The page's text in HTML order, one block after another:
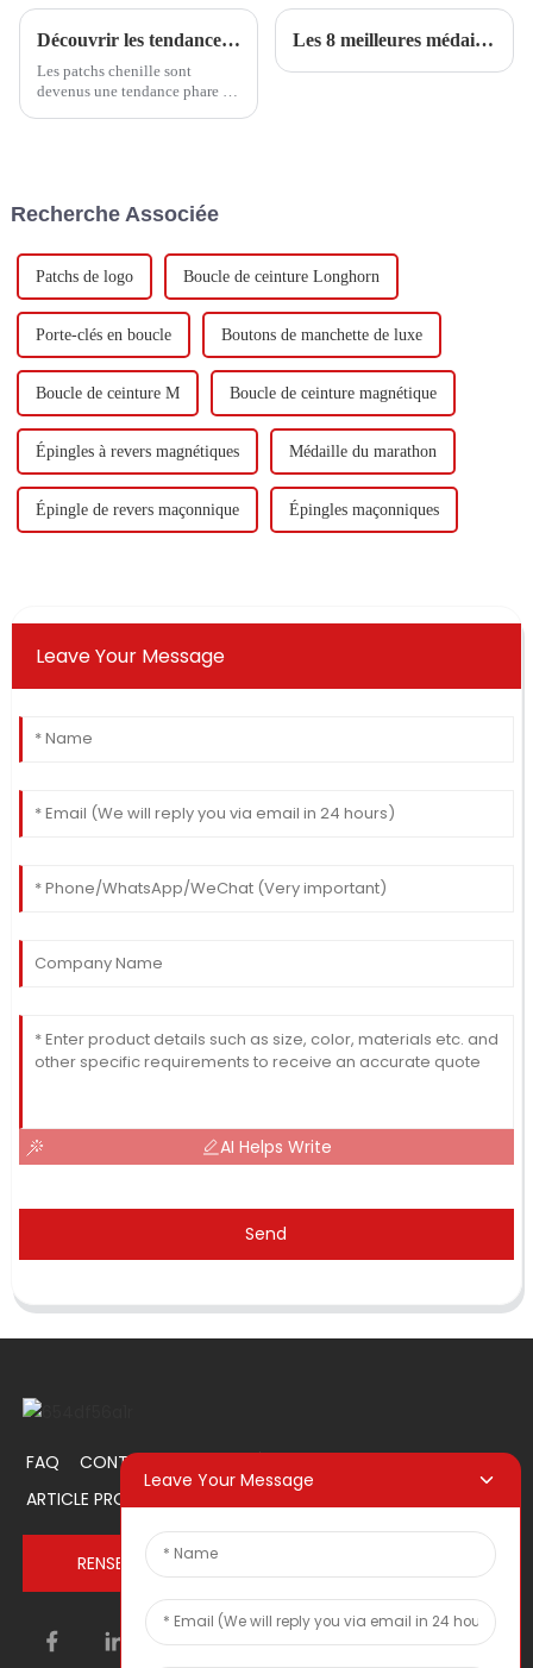
Découvrir les tendances et les étapes d'achat essentielles des patchs chenille en 2025
Les patchs chenille sont
devenus une tendance phare de
Les 8 meilleures médailles personnalisées pour la course
Recherche Associée
Patchs de logo Boucle de ceinture Longhorn
Porte-clés en boucle Boutons de manchette de luxe
Boucle de ceinture M Boucle de ceinture magnétique
Épingles à revers magnétiques Médaille du marathon
Épingle de revers maçonnique Épingles maçonniques
Leave Your Message
AI Helps Write
Send
FAQ CONTACTEZ-NOUS
ARTICLE PROMOTIONNEL
RENSEIGNEZ-VOUS MAINTENANT
Leave Your Message